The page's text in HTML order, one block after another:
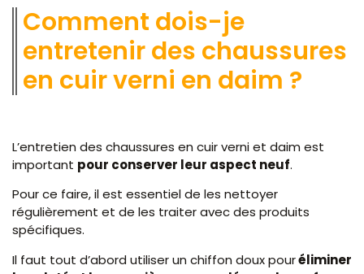
Comment dois-je
entretenir des chaussures
en cuir verni en daim ?
L’entretien des chaussures en cuir verni et daim est
important pour conserver leur aspect neuf.
Pour ce faire, il est essentiel de les nettoyer
régulièrement et de les traiter avec des produits
spécifiques.
Il faut tout d’abord utiliser un chiffon doux pouréliminer